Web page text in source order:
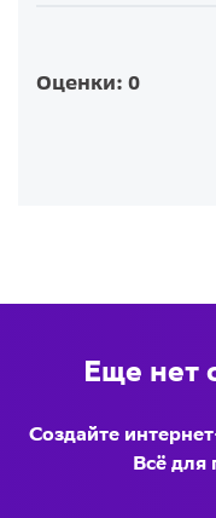
Оценки: 0
Еще нет
Создайте
Всё для